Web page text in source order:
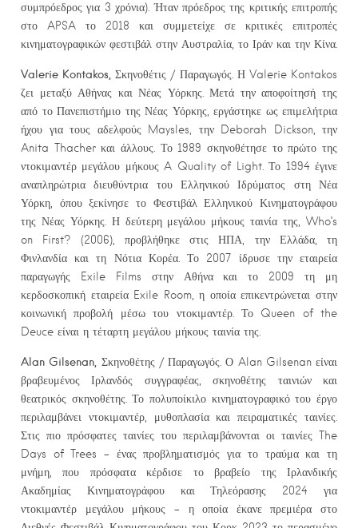
συμπρόεδρος για 3 χρόνια). Ήταν πρόεδρος της κριτικής επιτροπής
στο APSA το 2018 και συμμετείχε σε κριτικές επιτροπές
κινηματογραφικών φεστιβάλ στην Αυστραλία, το Ιράν και την Κίνα.
Valerie Kontakos,Σκηνοθέτις / Παραγωγός. Η Valerie Kontakos
ζει μεταξύ Αθήνας και Νέας Υόρκης. Μετά την αποφοίτησή της
από το Πανεπιστήμιο της Νέας Υόρκης, εργάστηκε ως επιμελήτρια
ήχου για τους αδελφούς Maysles, την Deborah Dickson, την
Anita Thacher και άλλους. Το 1989 σκηνοθέτησε το πρώτο της
ντοκιμαντέρ μεγάλου μήκους A Quality of Light. Το 1994 έγινε
αναπληρώτρια διευθύντρια του Ελληνικού Ιδρύματος στη Νέα
Υόρκη, όπου ξεκίνησε το Φεστιβάλ Ελληνικού Κινηματογράφου
της Νέας Υόρκης. Η δεύτερη μεγάλου μήκους ταινία της, Who’s
on First? (2006), προβλήθηκε στις ΗΠΑ, την Ελλάδα, τη
Φινλανδία και τη Νότια Κορέα. Το 2007 ίδρυσε την εταιρεία
παραγωγής Exile Films στην Αθήνα και το 2009 τη μη
κερδοσκοπική εταιρεία Exile Room, η οποία επικεντρώνεται στην
κοινωνική προβολή μέσω του ντοκιμαντέρ. Το Queen of the
Deuce είναι η τέταρτη μεγάλου μήκους ταινία της.
Alan Gilsenan, Σκηνοθέτης / Παραγωγός. Ο Alan Gilsenan είναι
βραβευμένος Ιρλανδός συγγραφέας, σκηνοθέτης ταινιών και
θεατρικός σκηνοθέτης. Το πολυποίκιλο κινηματογραφικό του έργο
περιλαμβάνει ντοκιμαντέρ, μυθοπλασία και πειραματικές ταινίες.
Στις πιο πρόσφατες ταινίες του περιλαμβάνονται οι ταινίες The
Days of Trees – ένας προβληματισμός για το τραύμα και τη
μνήμη, που πρόσφατα κέρδισε το βραβείο της Ιρλανδικής
Ακαδημίας Κινηματογράφου και Τηλεόρασης 2024 για
ντοκιμαντέρ μεγάλου μήκους – η οποία έκανε πρεμιέρα στο